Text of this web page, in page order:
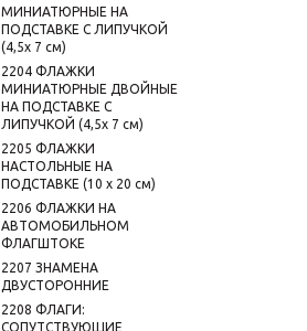
МИНИАТЮРНЫЕ НА
ПОДСТАВКЕ С ЛИПУЧКОЙ
(4,5х 7 см)
2204 ФЛАЖКИ
МИНИАТЮРНЫЕ ДВОЙНЫЕ
НА ПОДСТАВКЕ С
ЛИПУЧКОЙ (4,5х 7 см)
2205 ФЛАЖКИ
НАСТОЛЬНЫЕ НА
ПОДСТАВКЕ (10 х 20 см)
2206 ФЛАЖКИ НА
АВТОМОБИЛЬНОМ
ФЛАГШТОКЕ
2207 ЗНАМЕНА
ДВУСТОРОННИЕ
2208 ФЛАГИ:
СОПУТСТВУЮЩИЕ